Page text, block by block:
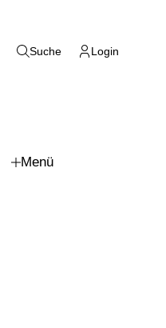
Suche Login
Menü